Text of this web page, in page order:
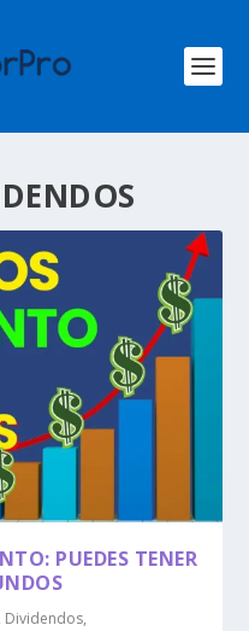
PUEDES TENER
Dividendos,